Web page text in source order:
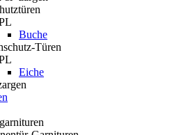
Buche
Türen
Eiche